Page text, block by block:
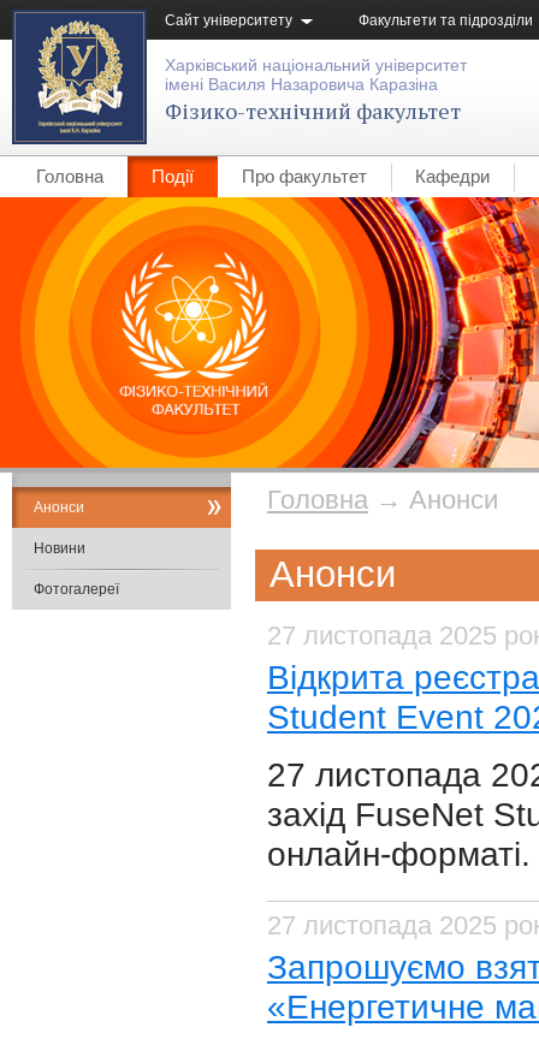
Сайт університету Факультети та підрозділи
Харківський національний університет
імені Василя Назаровича Каразіна
Фізико-технічний факультет
Головна Події Про факультет Кафедри
Головна → Анонси
Анонси
27 листопада 2025
Відкрита
Student Event
27 листопада
захід FuseNet
онлайн-форматі.
27 листопада 2025
Запрошуємо
«Енергетичне
Анонси
Новини
Фотогалереї